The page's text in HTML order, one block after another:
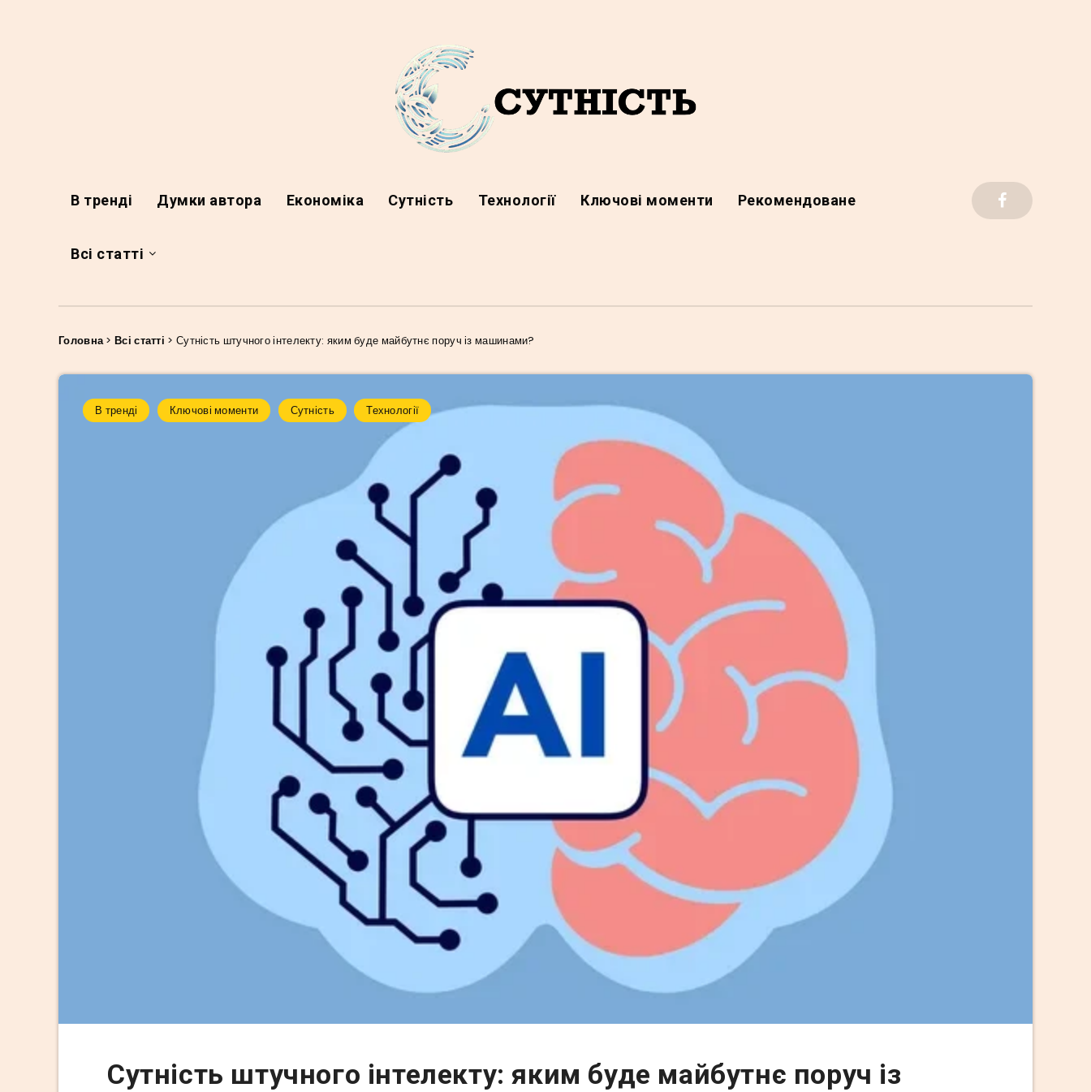
В тренді Думки автора Економіка Сутність Технології Ключові моменти Рекомендоване
Всі статті
Головна>Всі статті > Сутність штучного інтелекту: яким буде майбутнє поруч із машинами?
В тренді Ключові моменти Сутність Технології
Сутність штучного інтелекту: яким буде майбутнє поруч із